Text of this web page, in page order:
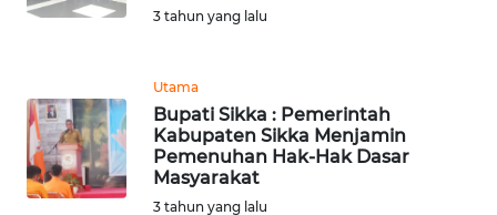
3 tahun yang lalu
Utama
Bupati Sikka : Pemerintah
Kabupaten Sikka Menjamin
Pemenuhan Hak-Hak Dasar
Masyarakat
3 tahun yang lalu
WN
NTT